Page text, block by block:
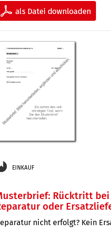
EINKAUF
Rücktritt
oder
nicht erfolgt? Kein